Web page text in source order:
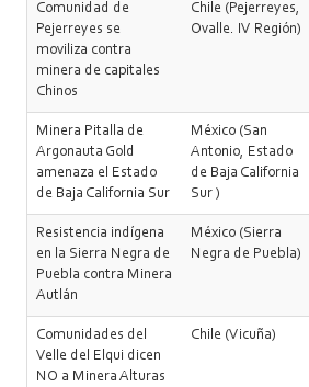
Comunidad de
Pejerreyes se
moviliza contra
minera de capitales
Chinos
Chile (Pejerreyes,
Ovalle. IV Región)
Minera Pitalla de
Argonauta Gold
amenaza el Estado
de Baja California Sur
México (San
Antonio, Estado
de Baja California
Sur )
Resistencia indígena
en la Sierra Negra de
Puebla contra Minera
Autlán
México (Sierra
Negra de Puebla)
Comunidades del
Velle del Elqui dicen
NO a Minera Alturas
Chile (Vicuña)